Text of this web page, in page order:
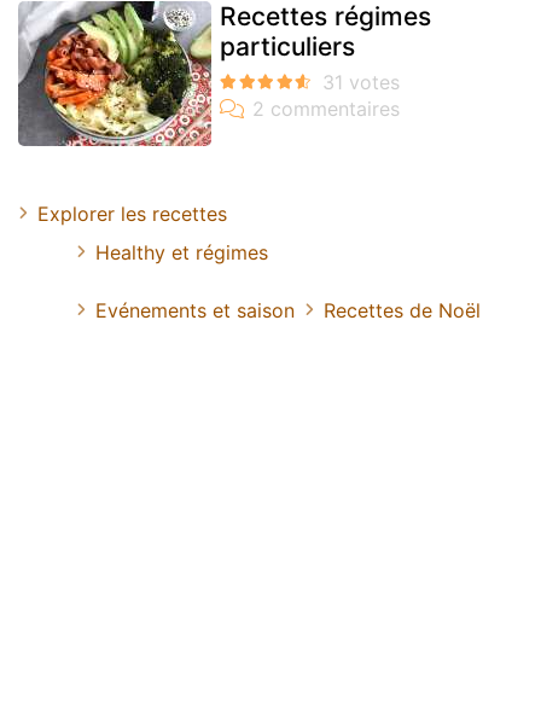
Recettes régimes
particuliers
Explorer les recettes
Healthy et régimes
Evénements et saison Recettes de Noël